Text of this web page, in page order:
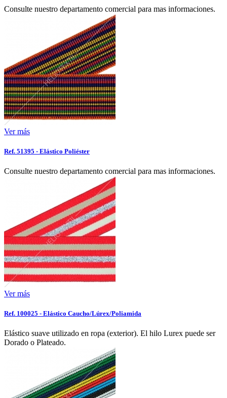
Consulte nuestro departamento comercial para mas informaciones.
Ver más
Ref. 51395 - Elástico Poliéster
Consulte nuestro departamento comercial para mas informaciones.
Ver más
Ref. 100025 - Elástico Caucho/Lúrex/Poliamida
Elástico suave utilizado en ropa (exterior). El hilo Lurex puede ser
Dorado o Plateado.